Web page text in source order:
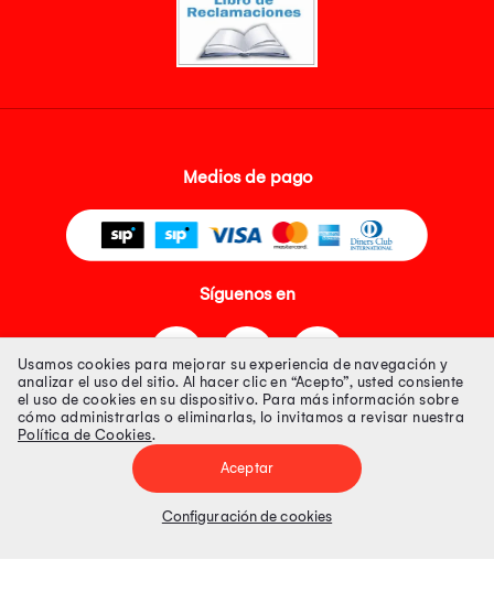
Medios de pago
Síguenos en
Tienda 100% Segura
Tiendas Peruanas S.A. R.U.C. Nº 20493020618. Todos los derechos
Precios disponibles solo en www.oechsle.pe. Precios online publicados
Usamos cookies para mejorar su experiencia de navegación y
analizar el uso del sitio. Al hacer clic en “Acepto”, usted consiente
el uso de cookies en su dispositivo. Para más información sobre
cómo administrarlas o eliminarlas, lo invitamos a revisar nuestra
Política de Cookies.
Aceptar
Configuración de cookies